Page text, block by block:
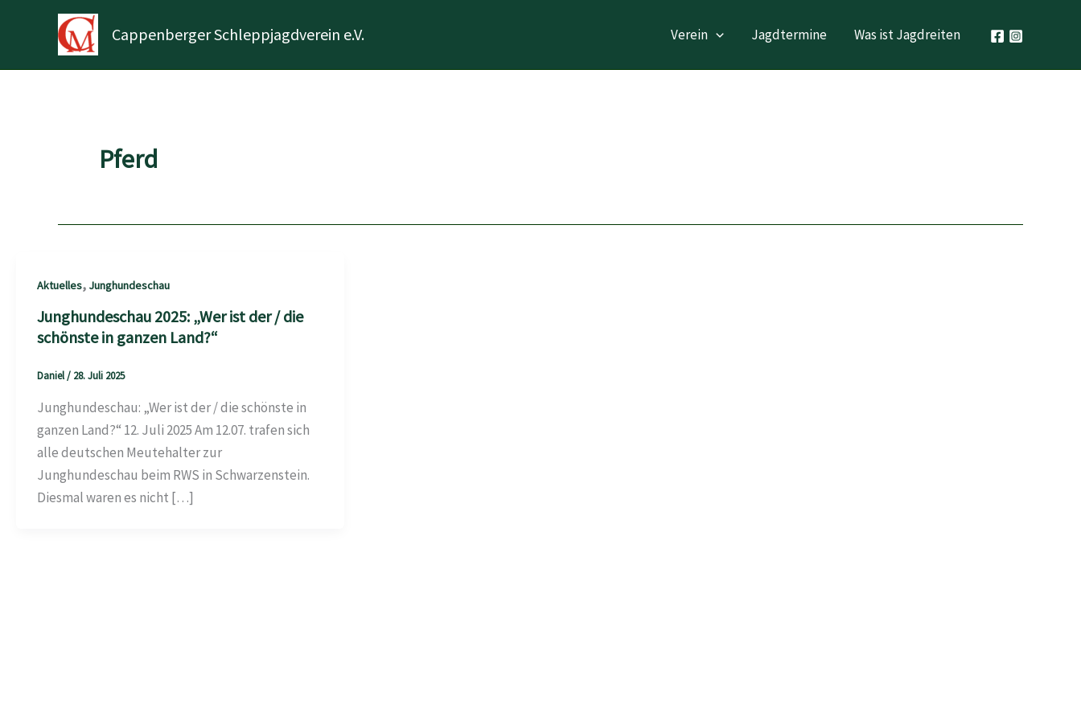
Cappenberger Schleppjagdverein e.V. Verein Jagdtermine Was ist Jagdreiten
Pferd
Aktuelles, Junghundeschau
Junghundeschau 2025: „Wer ist der / die
schönste in ganzen Land?“
Daniel/ 28. Juli 2025
Junghundeschau: „Wer ist der / die schönste in
ganzen Land?“ 12. Juli 2025 Am 12.07. trafen sich
alle deutschen Meutehalter zur
Junghundeschau beim RWS in Schwarzenstein.
Diesmal waren es nicht […]